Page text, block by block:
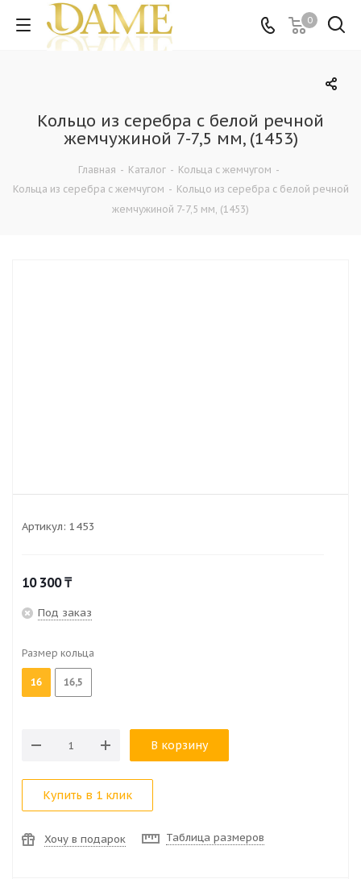
0
Кольцо из серебра с белой речной
жемчужиной 7-7,5 мм, (1453)
Главная - Каталог - Кольца c жемчугом -
Кольца из серебра c жемчугом - Кольцо из серебра с белой речной
жемчужиной 7-7,5 мм, (1453)
Артикул: 1453
10 300₸
Под заказ
Размер кольца
16 16,5
В корзину
Купить в 1 клик
Хочу в подарок Таблица размеров